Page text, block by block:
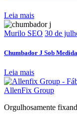
Leia mais
Murilo SEO 30 de
Chumbador J Sob
Leia mais
AllenFix Group
Orgulhosamente